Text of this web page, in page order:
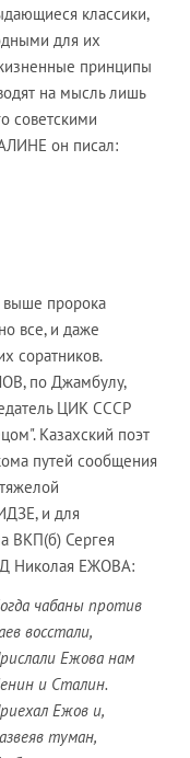
классики,
для их
принципы
на мысль лишь
советскими
он писал:
выше пророка
все, и даже
соратников.
по Джамбулу,
ЦИК СССР
Казахский поэт
путей сообщения
и для
ВКП(б) Сергея
Николая ЕЖОВА:
чабаны против
восстали,
Ежова нам
и Сталин.
Ежов и,
туман,